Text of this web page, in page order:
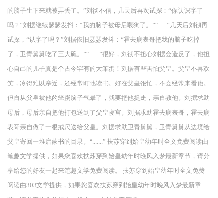
的脑子生下来就被弄丢了。”刘彻不信，几天后再次试探：“你认识字了
吗？”刘据继续瑟瑟发抖：“我的脑子被母后喂狗了。”“......”几天后刘彻再
试探，“认字了吗？”刘据依旧瑟瑟发抖：“霍去病表哥把我的脑子吃掉
了，卫青舅舅吃了三大碗。”“.......”很好，刘彻不担心刘据会造反了，他担
心自己的儿子真是个古今罕有的大笨蛋！刘据有些害怕父皇。父皇不喜欢
笑，冷得难以亲近，还经常盯他读书。好在父皇很忙，不会经常来看他。
但自从父皇被他的笨蛋脑子气晕了，就要把他捉走，亲自教他。刘据求助
母后，母后亲自把他打包送到了父皇寝宫。刘据求助霍去病表哥，霍去病
表哥亲自做了一根戒尺送给父皇。刘据求助卫青舅舅，卫青舅舅从边境给
父皇寄回一堆启蒙书的目录。“.......” 扶苏穿到始皇幼年时全文免费阅读由
笔趣文学提供，如果您喜欢扶苏穿到始皇幼年时晚风入梦最新章节，请分
享给您的好友一起来笔趣文学免费阅读。 扶苏穿到始皇幼年时全文免费
阅读由303文学提供，如果您喜欢扶苏穿到始皇幼年时晚风入梦最新章